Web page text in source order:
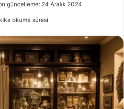
güncelleme: 24 Aralık 2024
okuma süresi